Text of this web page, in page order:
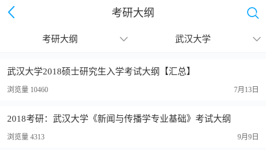
考研大纲
考研大纲 武汉大学
继续下拉刷新
武汉大学2018硕士研究生入学考试大纲【汇总】
浏览量 10460 7月13日
2018考研：武汉大学《新闻与传播学专业基础》考试大纲
浏览量 4313 9月9日